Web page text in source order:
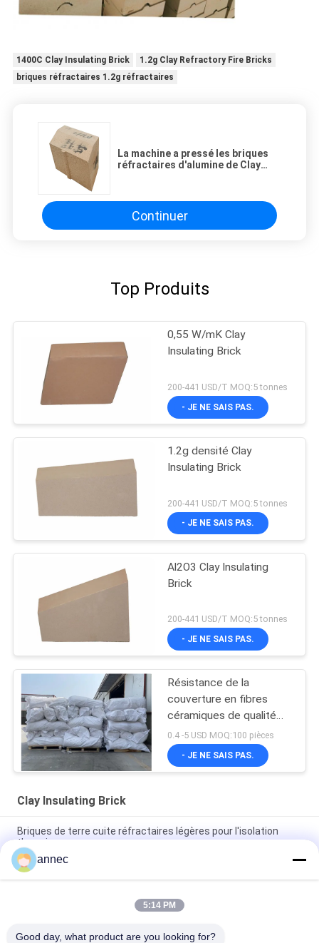
1400C Clay Insulating Brick
1.2g Clay Refractory Fire Bricks
briques réfractaires 1.2g réfractaires
La machine a pressé les briques
réfractaires d'alumine de Clay
Continuer
Top Produits
0,55 W/mK Clay
Insulating Brick
200-441 USD/T MOQ:5 tonnes
- JE NE SAIS PAS.
1.2g densité Clay
Insulating Brick
200-441 USD/T MOQ:5 tonnes
- JE NE SAIS PAS.
Al2O3 Clay Insulating
Brick
200-441 USD/T MOQ:5 tonnes
- JE NE SAIS PAS.
Résistance de la
couverture en fibres
céramiques de qualité
industrielle à 1400 °C
maximum
0.4 -5 USD MOQ:100 pièces
- JE NE SAIS PAS.
Clay Insulating Brick
Briques de terre cuite réfractaires légères pour l'isolation
thermique
Plaque de silicate de calcium personnalisée pour le four de
fusion d'aluminium
Poids léger ignifuge de Clay Insulating Brick High Porosity de
annec
5:14 PM
Good day, what product are you looking for?